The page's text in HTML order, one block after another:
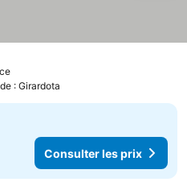
: Girardota
Consulter les prix